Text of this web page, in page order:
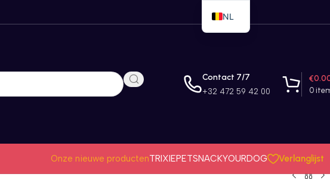
Contact 7/7
+32 472 59 42 00 0
€
Onze nieuwe productenTRIXIEPETSNACKYOURDOG
Verlanglijst
NL
EN